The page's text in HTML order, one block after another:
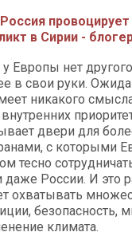
Россия
в Сирии -
у Европы нет
в свои руки.
никакого
двери для
с которыми
тесно
даже России. И это
охватывать
безопасность,
климата.